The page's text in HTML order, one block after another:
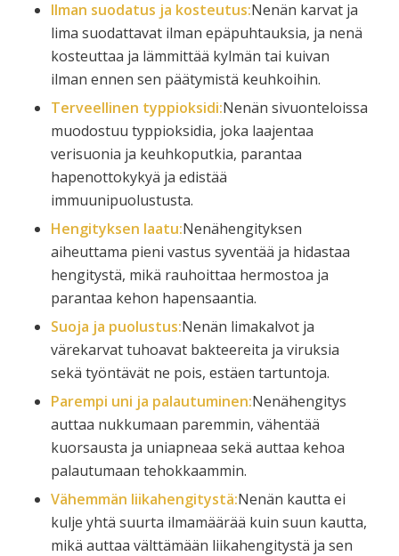
Ilman suodatus ja kosteutus:Nenän karvat ja
lima suodattavat ilman epäpuhtauksia, ja nenä
kosteuttaa ja lämmittää kylmän tai kuivan
ilman ennen sen päätymistä keuhkoihin.
Terveellinen typpioksidi:Nenän sivuonteloissa
muodostuu typpioksidia, joka laajentaa
verisuonia ja keuhkoputkia, parantaa
hapenottokykyä ja edistää
immuunipuolustusta.
Hengityksen laatu:Nenähengityksen
aiheuttama pieni vastus syventää ja hidastaa
hengitystä, mikä rauhoittaa hermostoa ja
parantaa kehon hapensaantia.
Suoja ja puolustus:Nenän limakalvot ja
värekarvat tuhoavat bakteereita ja viruksia
sekä työntävät ne pois, estäen tartuntoja.
Parempi uni ja palautuminen:Nenähengitys
auttaa nukkumaan paremmin, vähentää
kuorsausta ja uniapneaa sekä auttaa kehoa
palautumaan tehokkaammin.
Vähemmän liikahengitystä:Nenän kautta ei
kulje yhtä suurta ilmamäärää kuin suun kautta,
mikä auttaa välttämään liikahengitystä ja sen